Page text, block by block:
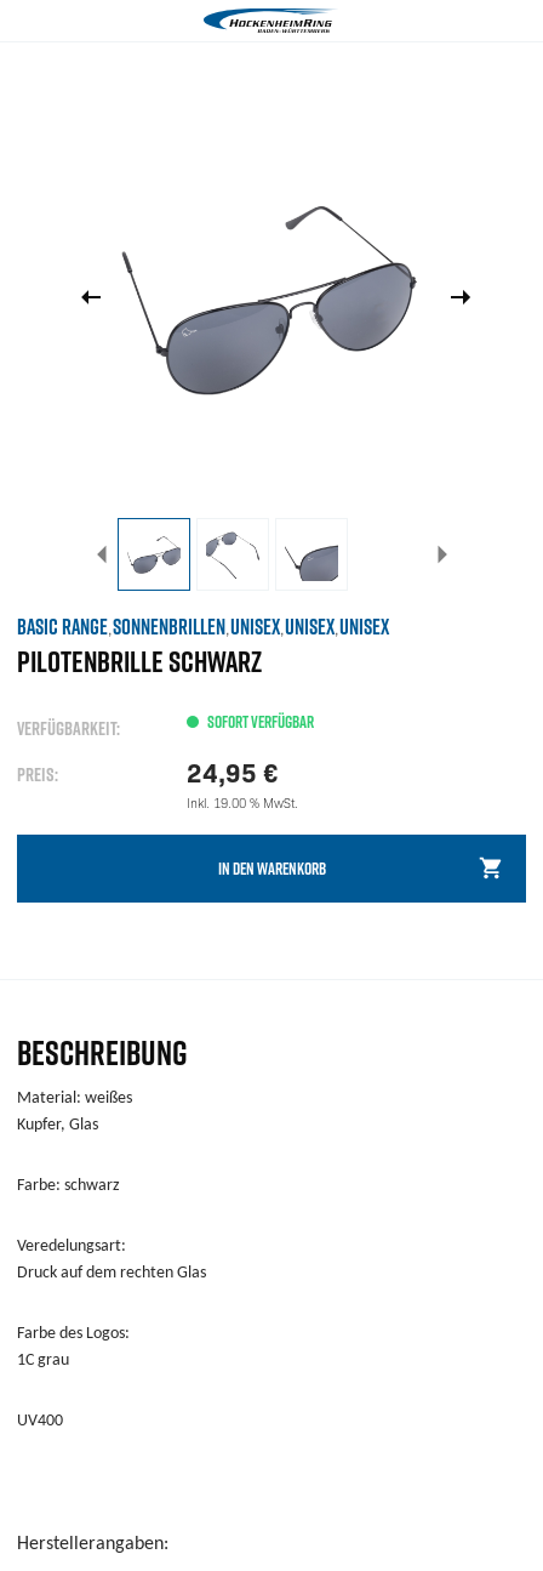
BASIC RANGE,SONNENBRILLEN,UNISEX,UNISEX,UNISEX
PILOTENBRILLE SCHWARZ
VERFÜGBARKEIT: SOFORT VERFÜGBAR
PREIS: 24,95 €
Inkl. 19.00 % MwSt.
IN DEN WARENKORB
BESCHREIBUNG
Material: weißes
Kupfer, Glas
Farbe: schwarz
Veredelungsart:
Druck auf dem rechten Glas
Farbe des Logos:
1C grau
UV400
Herstellerangaben: